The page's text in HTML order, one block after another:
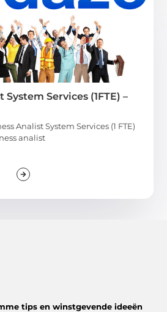
Services (1FTE) –
Analist System Services (1 FTE)
analist
tips en winstgevende ideeën